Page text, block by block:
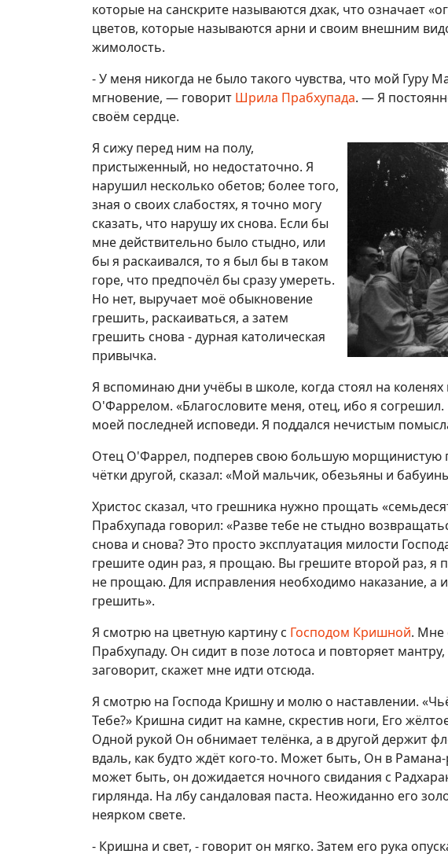
которые на санскрите называются дхак, что означает
цветов, которые называются арни и своим внешним
жимолость.
- У меня никогда не было такого чувства, что мой Гуру
мгновение, — говорит Шрила Прабхупада. — Я
своём сердце.
Я сижу перед ним на полу,
пристыженный, но недостаточно. Я
нарушил несколько обетов; более того,
зная о своих слабостях, я точно могу
сказать, что нарушу их снова. Если бы
мне действительно было стыдно, или
бы я раскаивался, то я был бы в таком
горе, что предпочёл бы сразу умереть.
Но нет, выручает моё обыкновение
грешить, раскаиваться, а затем
грешить снова - дурная католическая
привычка.
Я вспоминаю дни учёбы в школе, когда стоял на
О'Фаррелом. «Благословите меня, отец, ибо я
моей последней исповеди. Я поддался нечистым
Отец О'Фаррел, подперев свою большую морщинистую
чётки другой, сказал: «Мой мальчик, обезьяны и
Христос сказал, что грешника нужно прощать
Прабхупада говорил: «Разве тебе не стыдно
снова и снова? Это просто эксплуатация милости
грешите один раз, я прощаю. Вы грешите второй раз, я
не прощаю. Для исправления необходимо наказание, а
грешить».
Я смотрю на цветную картину с Господом Кришной. Мне
Прабхупаду. Он сидит в позе лотоса и повторяет
заговорит, скажет мне идти отсюда.
Я смотрю на Господа Кришну и молю о наставлении.
Тебе?» Кришна сидит на камне, скрестив ноги, Его
Одной рукой Он обнимает телёнка, а в другой держит
вдаль, как будто ждёт кого-то. Может быть, Он в
может быть, он дожидается ночного свидания с
гирлянда. На лбу сандаловая паста. Неожиданно его
неярком свете.
- Кришна и свет, - говорит он мягко. Затем его рука